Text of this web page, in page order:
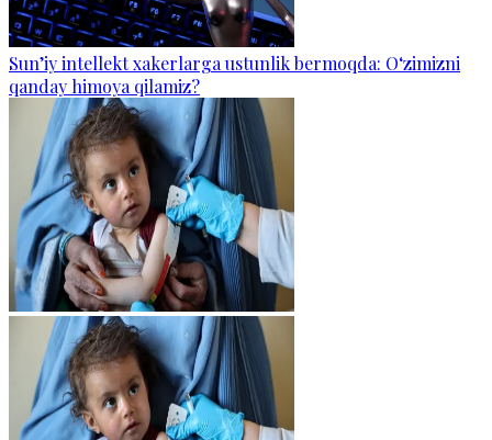
Sun’iy intellekt xakerlarga ustunlik bermoqda: O‘zimizni
qanday himoya qilamiz?